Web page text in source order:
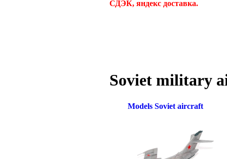
СДЭК, яндекс доставка.
Soviet military
Models Soviet aircraft